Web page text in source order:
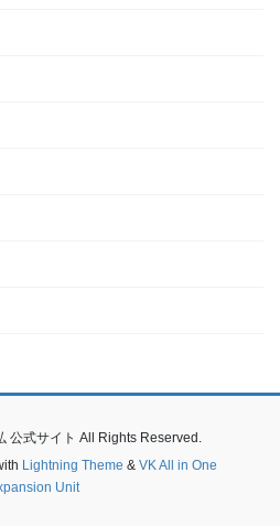
公式サイト All Rights Reserved.
Lightning Theme & VK All in One
Unit